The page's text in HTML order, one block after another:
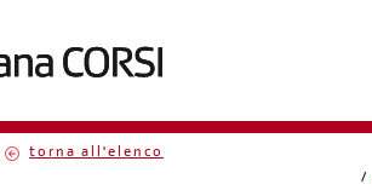
torna all'elenco